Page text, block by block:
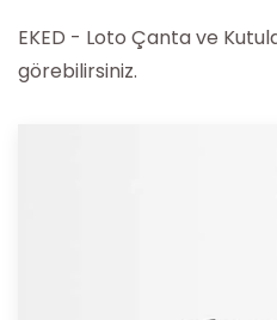
EKED - Loto Çanta ve
görebilirsiniz.